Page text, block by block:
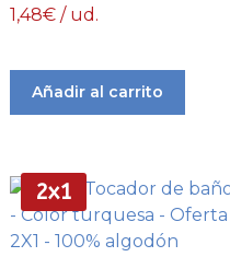
1,48€ / ud.
Añadir al carrito
2x1